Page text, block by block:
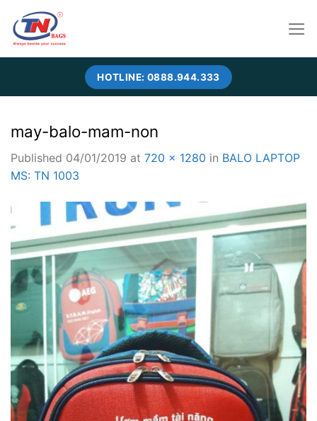
content
HOTLINE: 0888.944.333
may-balo-mam-non
Published 04/01/2019 at 720 × 1280 in BALO LAPTOP
MS: TN 1003